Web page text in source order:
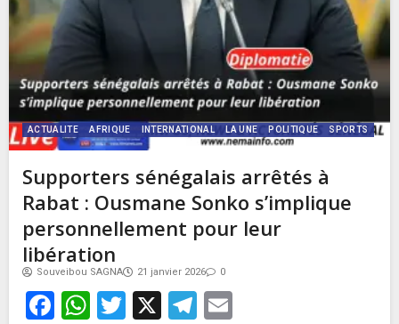
ACTUALITE AFRIQUE INTERNATIONAL LA UNE POLITIQUE SPORTS
Supporters sénégalais arrêtés à
Rabat : Ousmane Sonko s’implique
personnellement pour leur
libération
Souveibou SAGNA 21 janvier 2026 0
Facebook
WhatsApp
Twitter
X Telegram